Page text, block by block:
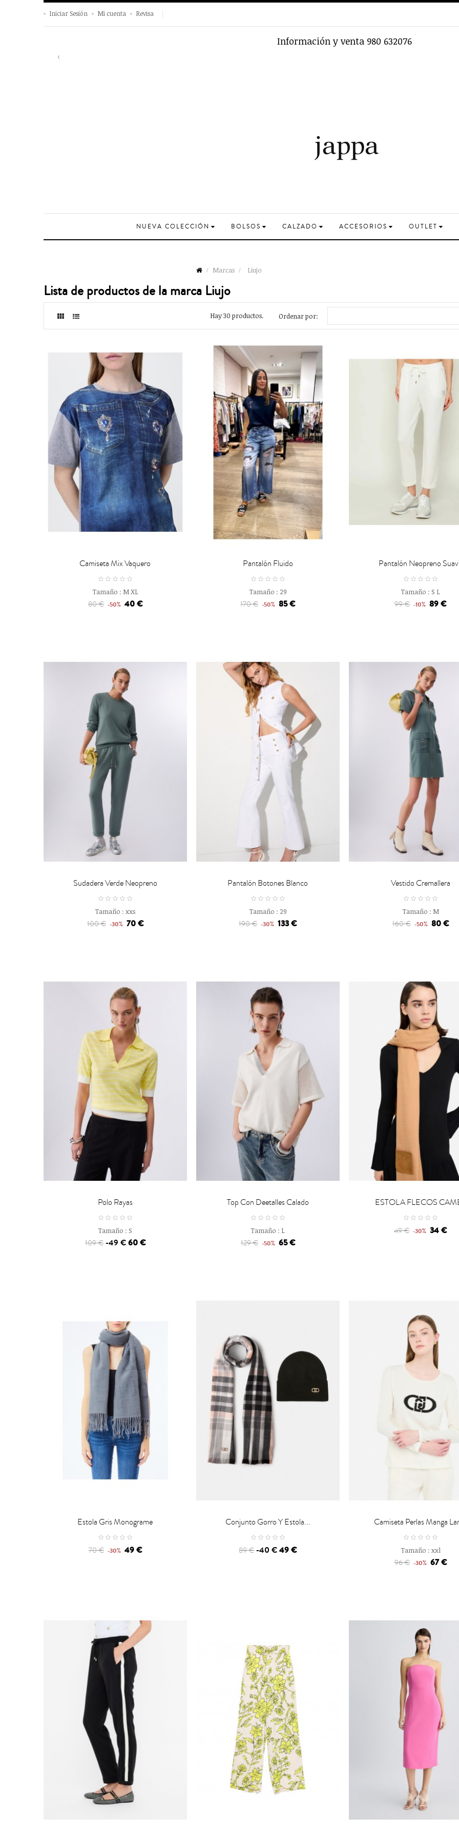
Iniciar Sesión Mi cuenta Revisa
Envíos Gratis Excepto en zona outlet y rebajas 6€
‹
NUEVA COLECCIÓN BOLSOS CALZADO ACCESORIOS OUTLET
Marcas Liujo
Lista de productos de la marca Liujo
Hay 30 productos. Ordenar por:
Camiseta Mix Vaquero
Tamaño : MXL
80 € -50% 40 €
Pantalón Fluido
Tamaño : 29
170 € -50% 85 €
Pantalón Neopreno
Tamaño : S L
99 € -10% 89 €
Sudadera Verde Neopreno
Tamaño : xxs
100 € -30% 70 €
Pantalón Botones Blanco
Tamaño : 29
190 € -30% 133 €
Vestido Cremallera
Tamaño : M
160 € -50% 80 €
Polo Rayas
Tamaño : S
109 € -49 €60 €
Top Con Deetalles Calado
Tamaño : L
129 € -50% 65 €
ESTOLA FLECOS
49 € -30% 34 €
Estola Gris Monograme
70 € -30% 49 €
Conjunto Gorro Y Estola...
89 € -40 €49 €
Camiseta Perlas Manga
Tamaño : xxl
96 € -30% 67 €